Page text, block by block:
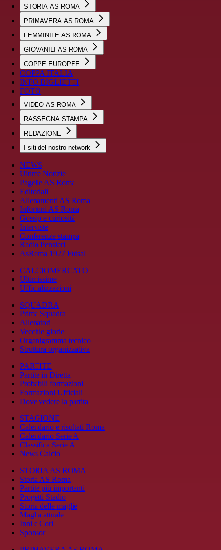
STORIA AS ROMA
PRIMAVERA AS ROMA
FEMMINILE AS ROMA
GIOVANILI AS ROMA
COPPE EUROPEE
COPPA ITALIA
INFO BIGLIETTI
FOTO
VIDEO AS ROMA
RASSEGNA STAMPA
REDAZIONE
I siti del nostro network
NEWS
Ultime Notizie
Pagelle AS Roma
Editoriali
Allenamenti AS Roma
Infortuni AS Roma
Gossip e curiosità
Interviste
Conferenze stampa
Radio Pensieri
AsRoma 1927 Futsal
CALCIOMERCATO
Ultimissime
Ufficializzazioni
SQUADRA
Prima Squadra
Allenatori
Vecchie glorie
Organigramma tecnico
Struttura organizzativa
PARTITE
Partite in Diretta
Probabili formazioni
Formazioni Ufficiali
Dove vedere la partita
STAGIONE
Calendario e risultati Roma
Calendario Serie A
Classifica Serie A
News Calcio
STORIA AS ROMA
Storia AS Roma
Partite più importanti
Progetti Stadio
Storia delle maglie
Maglia attuale
Inni e Cori
Sponsor